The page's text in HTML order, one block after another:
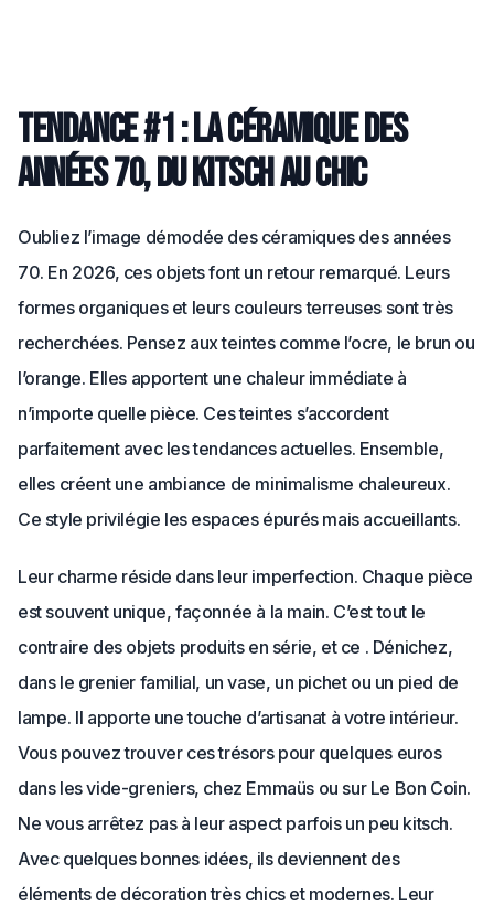
Tendance #1 : la céramique des
années 70, du kitsch au chic
Oubliez l’image démodée des céramiques des années
70. En 2026, ces objets font un retour remarqué. Leurs
formes organiques et leurs couleurs terreuses sont très
recherchées. Pensez aux teintes comme l’ocre, le brun ou
l’orange. Elles apportent une chaleur immédiate à
n’importe quelle pièce. Ces teintes s’accordent
parfaitement avec les tendances actuelles. Ensemble,
elles créent une ambiance de minimalisme chaleureux.
Ce style privilégie les espaces épurés mais accueillants.
Leur charme réside dans leur imperfection. Chaque pièce
est souvent unique, façonnée à la main. C’est tout le
contraire des objets produits en série, et ce . Dénichez,
dans le grenier familial, un vase, un pichet ou un pied de
lampe. Il apporte une touche d’artisanat à votre intérieur.
Vous pouvez trouver ces trésors pour quelques euros
dans les vide-greniers, chez Emmaüs ou sur Le Bon Coin.
Ne vous arrêtez pas à leur aspect parfois un peu kitsch.
Avec quelques bonnes idées, ils deviennent des
éléments de décoration très chics et modernes. Leur